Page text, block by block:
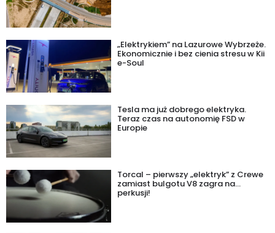
„Elektrykiem” na Lazurowe Wybrzeże.
Ekonomicznie i bez cienia stresu w Kii
e-Soul
Tesla ma już dobrego elektryka.
Teraz czas na autonomię FSD w
Europie
Torcal – pierwszy „elektryk” z Crewe
zamiast bulgotu V8 zagra na…
perkusji!